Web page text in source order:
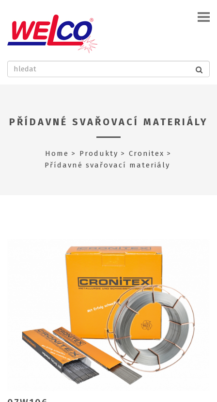
PŘÍDAVNÉ SVAŘOVACÍ MATERIÁLY
Home Produkty
Cronitex
Přídavné svařovací materiály